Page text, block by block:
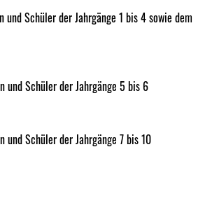
Schüler der Jahrgänge 1 bis 4 sowie dem
und Schüler der Jahrgänge 5 bis 6
und Schüler der Jahrgänge 7 bis 10